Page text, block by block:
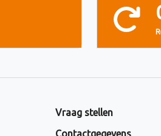
Vraag stellen
Contactgegevens